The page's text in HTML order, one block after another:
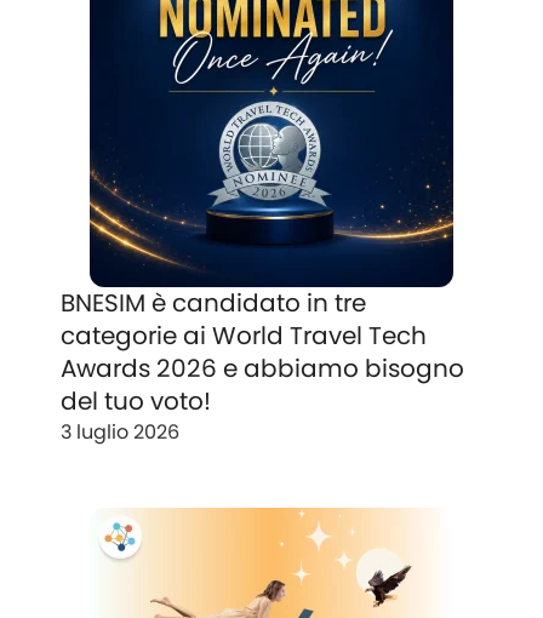
BNESIM è candidato in tre
categorie ai World Travel Tech
Awards 2026 e abbiamo bisogno
del tuo voto!
3 luglio 2026